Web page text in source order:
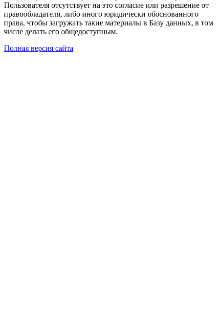
Пользователя отсутствует на это согласие или разрешение от
правообладателя, либо иного юридически обоснованного
права, чтобы загружать такие материалы в Базу данных, в том
числе делать его общедоступным.
Полная версия сайта